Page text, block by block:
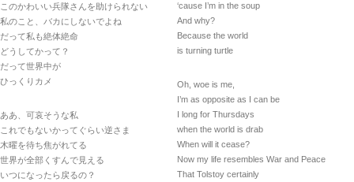
このかわいい兵隊さんを助けられない
私のこと、バカにしないでよね
だって私も絶体絶命
どうしてかって？
だって世界中が
ひっくりカメ
ああ、可哀そうな私
これでもないかってぐらい逆さま
木曜を待ち焦がれてる
世界が全部くすんで見える
いつになったら戻るの？
‘cause I’m in the soup
And why?
Because the world
is turning turtle
Oh, woe is me,
I’m as opposite as I can be
I long for Thursdays
when the world is drab
When will it cease?
Now my life resembles War and Peace
That Tolstoy certainly